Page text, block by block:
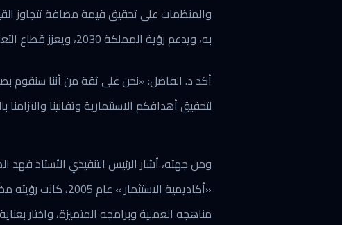
والمنظمات على تحقيق قيمة مضافة تتجاوز
به، ويدعم رؤية المملكة 2030، ويعزز قطاع التعليم المهني ودوره في الاقتصاد السعودي.
أكد د. الفاضل: «نحن على ثقة من أننا سنقوم
لتحقيق أهدافكم الاستثمارية وتفانينا
ومن جهته، أشار الرئيس التنفيذي الأستاذ فهد
«أكاديمية الاستثمار
مناهجه العملية وبرامجه المتميزة، واختار